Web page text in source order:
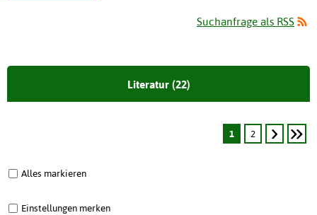
Suchanfrage als RSS
Literatur (22)
1 2
Alles markieren
Einstellungen merken